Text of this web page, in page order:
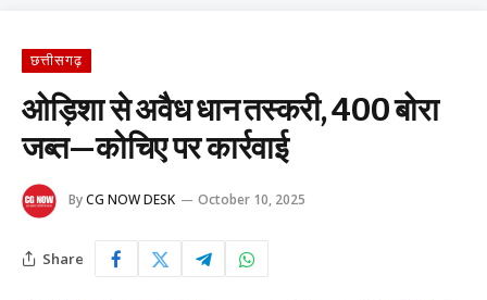
छत्तीसगढ़
ओड़िशा से अवैध धान तस्करी, 400 बोरा
जब्त—कोचिए पर कार्रवाई
ByCG NOW DESK October 10, 2025
Share